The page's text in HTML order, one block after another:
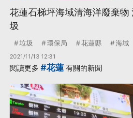
花蓮石梯坪海域清海洋廢棄物
圾
垃圾 環保局 花蓮縣 海域
2021/11/13 12:31
閱讀更多 #花蓮 有關的新聞